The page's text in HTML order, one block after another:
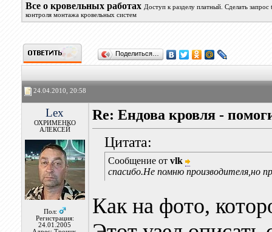
Все о кровельных работах Доступ к разделу платный. Сделать
контроля монтажа кровельных систем
Поделиться…
24.04.2010, 20:58
Lex
ОХРИМЕНКО
АЛЕКСЕЙ
Пол:
Регистрация:
24.01.2005
Re: Ендова кровля -
Цитата:
Сообщение от vlk
спасибо.Не помню производителя,но
Как на фото,